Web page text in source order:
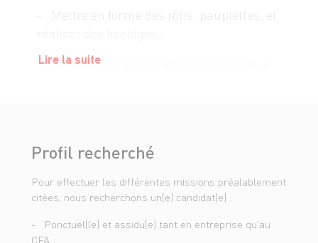
- Mettre en forme des rôtis, paupiettes, et
- Réaliser des préparations bouchères à
rayon, décoration, vérification des
étiquettes) ;
- Affûter les couteaux ;
Lire la suite
Profil recherché
Pour effectuer les différentes missions préalablement
citées, nous recherchons un(e) candidat(e) :
- Ponctuel(le) et assidu(e) tant en entreprise qu'au
CFA ;